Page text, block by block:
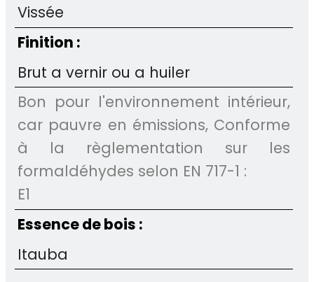
Vissée
Finition :
Brut a vernir ou a huiler
Bon pour l'environnement intérieur,
car pauvre en émissions, Conforme
à la règlementation sur les
formaldéhydes selon EN 717-1 :
E1
Essence de bois :
Itauba